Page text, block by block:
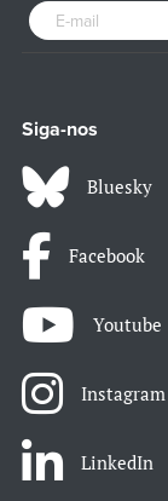
Siga-nos
Bluesky
Facebook
Youtube
Instagram
LinkedIn